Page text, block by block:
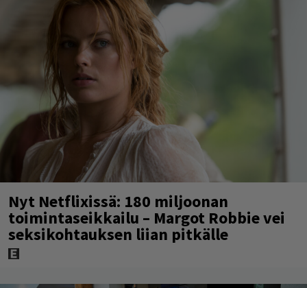
Nyt Netflixissä: 180 miljoonan
toimintaseikkailu – Margot Robbie vei
seksikohtauksen liian pitkälle